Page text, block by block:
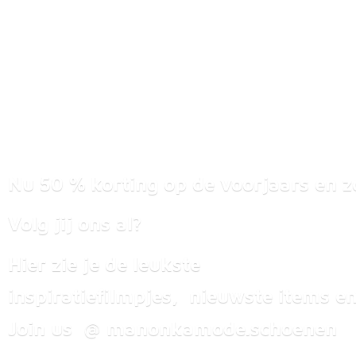
Nu 50 % korting op de voorjaars en
Volg jij ons al?
Hier zie je de leukste
inspiratiefilmpjes, nieuwste items
Join us @ manonkamode.schoenen